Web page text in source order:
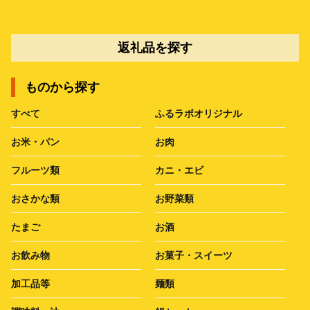
返礼品を探す
ものから探す
すべて ふるラボオリジナル
お米・パン お肉
フルーツ類 カニ・エビ
おさかな類 お野菜類
たまご お酒
お飲み物 お菓子・スイーツ
加工品等 麺類